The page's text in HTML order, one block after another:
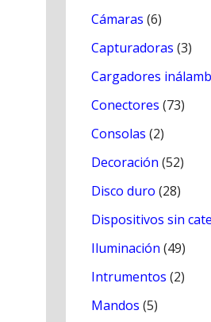
Cámaras (6)
Capturadoras (3)
Cargadores
Conectores (73)
Consolas (2)
Decoración (52)
Disco duro (28)
Dispositivos sin
Iluminación (49)
Intrumentos (2)
Mandos (5)